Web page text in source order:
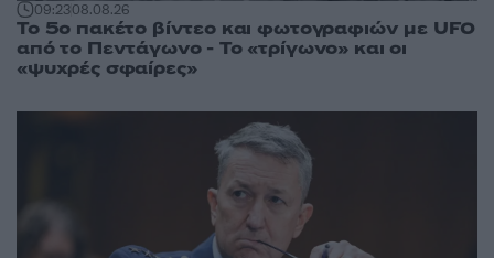
09:2308.08.26
Το 5ο πακέτο βίντεο και φωτογραφιών με UFO
από το Πεντάγωνο - Το «τρίγωνο» και οι
«ψυχρές σφαίρες»